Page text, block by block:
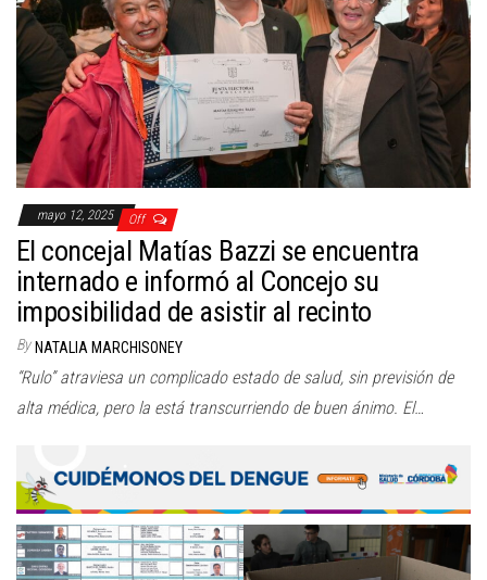
mayo 12, 2025 Off
El concejal Matías Bazzi se encuentra
internado e informó al Concejo su
imposibilidad de asistir al recinto
By NATALIA MARCHISONEY
“Rulo” atraviesa un complicado estado de salud, sin previsión de
alta médica, pero la está transcurriendo de buen ánimo. El…